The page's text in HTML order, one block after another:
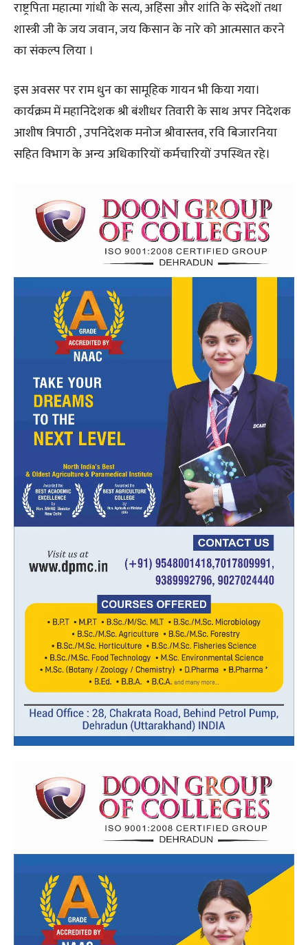
राष्ट्रपिता महात्मा गांधी के सत्य, अहिंसा और शांति के संदेशों तथा
शास्त्री जी के जय जवान, जय किसान के नारे को आत्मसात करने
का संकल्प लिया ।
इस अवसर पर राम धुन का सामूहिक गायन भी किया गया।
कार्यक्रम में महानिदेशक श्री बंशीधर तिवारी के साथ अपर निदेशक
आशीष त्रिपाठी , उपनिदेशक मनोज श्रीवास्तव, रवि बिजारनिया
सहित विभाग के अन्य अधिकारियों कर्मचारियों उपस्थित रहे।